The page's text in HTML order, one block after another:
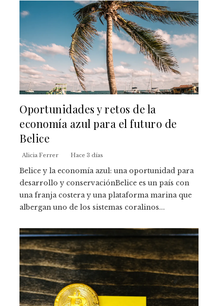
Oportunidades y retos de la
economía azul para el futuro de
Belice
Alicia Ferrer Hace 3 días
Belice y la economía azul: una oportunidad para
desarrollo y conservaciónBelice es un país con
una franja costera y una plataforma marina que
albergan uno de los sistemas coralinos...